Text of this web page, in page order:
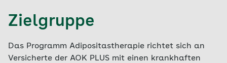
Zielgruppe
Das Programm Adipositastherapie richtet sich an
Versicherte der AOK PLUS mit einen krankhaften